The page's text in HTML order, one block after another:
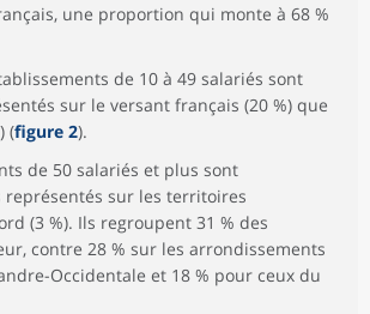
une proportion qui monte à 68 %
de 10 à 49 salariés sont
sur le versant français (20 %) que
(figure 2).
de 50 salariés et plus sont
représentés sur les territoires
(3 %). Ils regroupent 31 % des
contre 28 % sur les arrondissements
Occidentale et 18 % pour ceux du